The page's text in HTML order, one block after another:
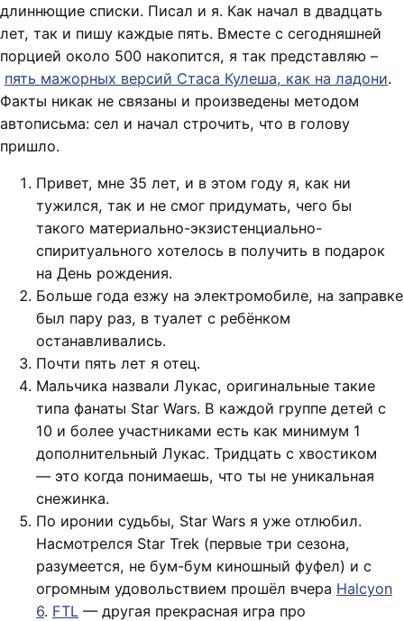
длиннющие списки. Писал и я. Как начал в двадцать
лет, так и пишу каждые пять. Вместе с сегодняшней
порцией около 500 накопится, я так представляю –
пять мажорных версий Стаса Кулеша, как на ладони.
Факты никак не связаны и произведены методом
автописьма: сел и начал строчить, что в голову
пришло.
Привет, мне 35 лет, и в этом году я, как ни
тужился, так и не смог придумать, чего бы
такого материально-экзистенциально-
спиритуального хотелось в получить в подарок
на День рождения.
Больше года езжу на электромобиле, на заправке
был пару раз, в туалет с ребёнком
останавливались.
Почти пять лет я отец.
Мальчика назвали Лукас, оригинальные такие
типа фанаты Star Wars. В каждой группе детей с
10 и более участниками есть как минимум 1
дополнительный Лукас. Тридцать с хвостиком
— это когда понимаешь, что ты не уникальная
снежинка.
По иронии судьбы, Star Wars я уже отлюбил.
Насмотрелся Star Trek (первые три сезона,
разумеется, не бум-бум киношный фуфел) и с
огромным удовольствием прошёл вчера Halcyon
6. FTL — другая прекрасная игра про